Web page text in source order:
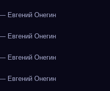
Евгений Онегин
Евгений Онегин
Евгений Онегин
Евгений Онегин